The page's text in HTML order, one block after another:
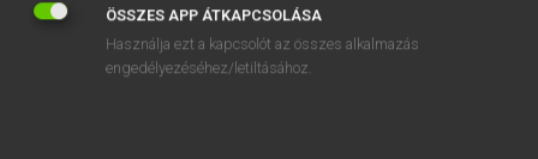
nichtentlohnte, regelmäßig beschäftigte Arbeitskräfte
nicht entlohnte, unregelmäßig beschäftigte Arbeitskräfte
ÖSSZES APP ÁTKAPCSOLÁSA
Használja ezt a kapcsolót az összes alkalmazás
engedélyezéséhez/letiltásához.